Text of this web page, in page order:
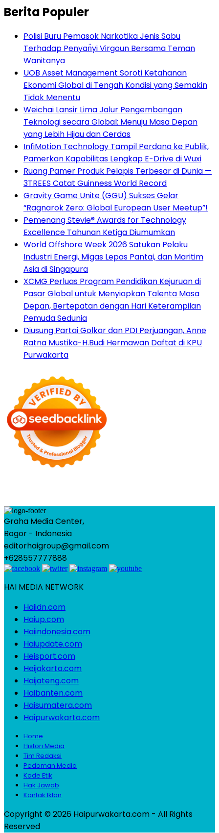
Berita Populer
Polisi Buru Pemasok Narkotika Jenis Sabu
Terhadap Penyan̈yi Virgoun Bersama Teman
Wanitanya
UOB Asset Management Soroti Ketahanan
Ekonomi Global di Tengah Kondisi yang Semakin
Tidak Menentu
Weichai Lansir Lima Jalur Pengembangan
Teknologi secara Global: Menuju Masa Depan
yang Lebih Hijau dan Cerdas
InfiMotion Technology Tampil Perdana ke Publik,
Pamerkan Kapabilitas Lengkap E-Drive di Wuxi
Ruang Pamer Produk Pelapis Terbesar di Dunia —
3TREES Catat Guinness World Record
Gravity Game Unite (GGU) Sukses Gelar
“Ragnarok Zero: Global European User Meetup”!
Pemenang Stevie® Awards for Technology
Excellence Tahunan Ketiga Diumumkan
World Offshore Week 2026 Satukan Pelaku
Industri Energi, Migas Lepas Pantai, dan Maritim
Asia di Singapura
XCMG Perluas Program Pendidikan Kejuruan di
Pasar Global untuk Menyiapkan Talenta Masa
Depan, Bertepatan dengan Hari Keterampilan
Pemuda Sedunia
Diusung Partai Golkar dan PDI Perjuangan, Anne
Ratna Mustika-H.Budi Hermawan Daftat di KPU
Purwakarta
Graha Media Center,
Bogor - Indonesia
editorhaigroup@gmail.com
+628557777888
HAI MEDIA NETWORK
Haiidn.com
Haiup.com
Haiindonesia.com
Haiupdate.com
Heisport.com
Heijakarta.com
Haijateng.com
Haibanten.com
Haisumatera.com
Haipurwakarta.com
Home
Histori Media
Tim Redaksi
Pedoman Media
Kode Etik
Hak Jawab
Kontak Iklan
Copyright © 2026 Haipurwakarta.com - All Rights
Reserved